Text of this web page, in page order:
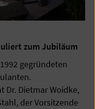
zum Jubiläum
gegründeten
Dr. Dietmar Woidke,
der Vorsitzende